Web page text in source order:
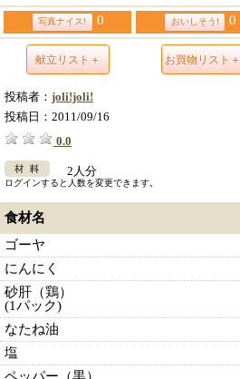
写真ナイス! 0 おいしそう! 0
献立リスト＋ お買物リスト＋
投稿者： joli!joli!
投稿日： 2011/09/16
0.0
2人分
ログインすると人数を変更できます。
食材名
ゴーヤ
にんにく
砂肝（鶏）
(1パック)
なたね油
塩